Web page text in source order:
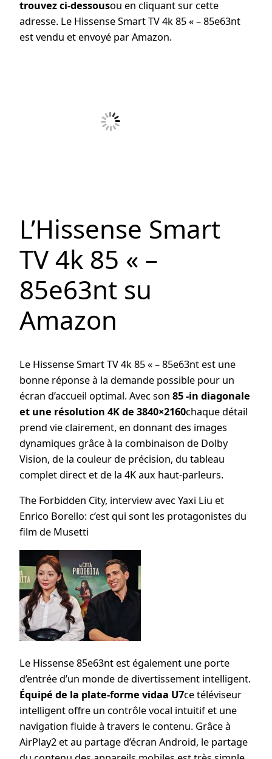
trouvez ci-dessousou en cliquant sur cette
adresse. Le Hissense Smart TV 4k 85 « – 85e63nt
est vendu et envoyé par Amazon.
L’Hissense Smart
TV 4k 85 « –
85e63nt su
Amazon
Le Hissense Smart TV 4k 85 « – 85e63nt est une
bonne réponse à la demande possible pour un
écran d’accueil optimal. Avec son 85 -in diagonale
et une résolution 4K de 3840×2160chaque détail
prend vie clairement, en donnant des images
dynamiques grâce à la combinaison de Dolby
Vision, de la couleur de précision, du tableau
complet direct et de la 4K aux haut-parleurs.
The Forbidden City, interview avec Yaxi Liu et
Enrico Borello: c’est qui sont les protagonistes du
film de Musetti
Le Hissense 85e63nt est également une porte
d’entrée d’un monde de divertissement intelligent.
Équipé de la plate-forme vidaa U7ce téléviseur
intelligent offre un contrôle vocal intuitif et une
navigation fluide à travers le contenu. Grâce à
AirPlay2 et au partage d’écran Android, le partage